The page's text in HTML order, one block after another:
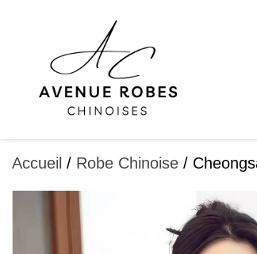
contenu
Accueil / Robe Chinoise /